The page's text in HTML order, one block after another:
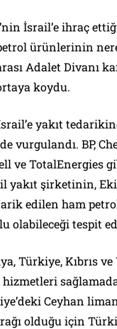
İsrail’e ihraç
ürünlerinin
Adalet Divanı
koydu.
yakıt
vurgulandı. BP,
ve TotalEnergies
yakıt şirketinin,
edilen ham
olabileceği tespit
Türkiye, Kıbrıs
hizmetleri
Ceyhan
olduğu için